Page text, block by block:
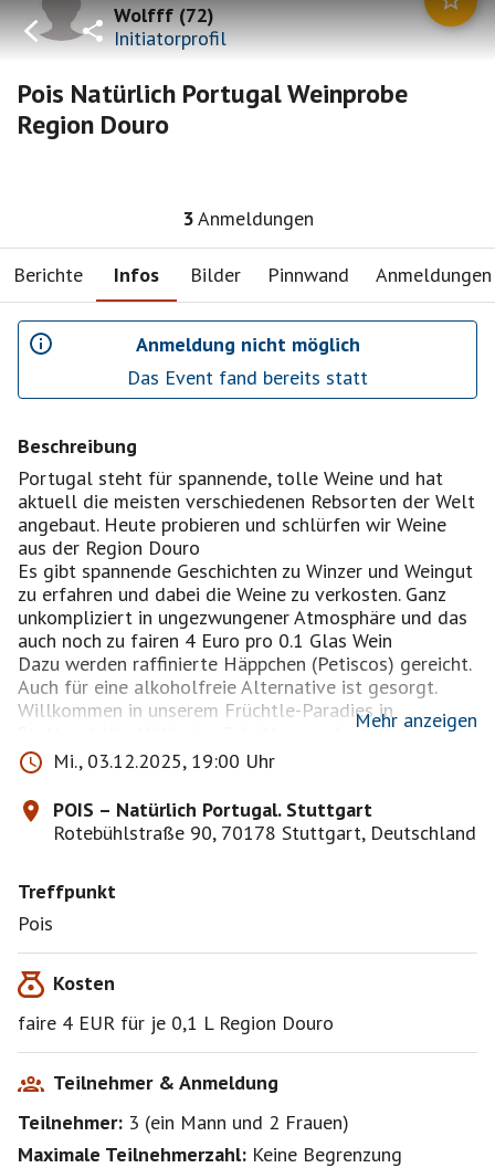
Wolfff(72)
Initiatorprofil
Pois Natürlich Portugal Weinprobe
Region Douro
3Anmeldungen
Berichte Infos Bilder Pinnwand Anmeldungen
Anmeldung nicht möglich
Das Event fand bereits statt
Beschreibung
Portugal steht für spannende, tolle Weine und hat
aktuell die meisten verschiedenen Rebsorten der Welt
angebaut. Heute probieren und schlürfen wir Weine
aus der Region Douro
Es gibt spannende Geschichten zu Winzer und Weingut
zu erfahren und dabei die Weine zu verkosten. Ganz
unkompliziert in ungezwungener Atmosphäre und das
auch noch zu fairen 4 Euro pro 0.1 Glas Wein
Dazu werden raffinierte Häppchen (Petiscos) gereicht.
Auch für eine alkoholfreie Alternative ist gesorgt.
Willkommen in unserem Früchtle-Paradies in
Stuttgart-West! Wenige Schritte von der S-Bahn und
Bus-Haltestelle Schwabstraße entfernt, erwartet dich
der unverfälscht gute Geschmack sogar gleich im
doppelten Sinne.
Auszug aus einem Flyer von POiS
In Ladengemeinschaft mit der Kleiderei und Ida
Gemüse aus Portugal auf ein stetig wachsendes
Weinsortiment, handgemachte Keramik aus Odemira
Mira de Aire sowie mit Liebe in Portugal und
Winnenden hergestellte Manufakturwaren wie
Marmeladen, Chutneys, Honige, Nussmuse,
Feigenprodukte, Trockenfrüchte, Olivenöle, eingelegte
Oliven, Fischkonserven im Glas, Meersalze, Kräuter,
Reis, Tees und Co. auf die Themen Mode und Schmuck.
und wirken branchenübergreifend.
Einen Schönen Abend - Uma Noite Adorável
Mehr anzeigen
Mi., 03.12.2025, 19:00 Uhr
POIS – Natürlich Portugal. Stuttgart
Rotebühlstraße 90, 70178 Stuttgart, Deutschland
Treffpunkt
Pois
Kosten
faire 4 EUR für je 0,1 L Region Douro
Teilnehmer & Anmeldung
Teilnehmer: 3 (ein Mann und 2 Frauen)
Maximale Teilnehmerzahl: Keine Begrenzung